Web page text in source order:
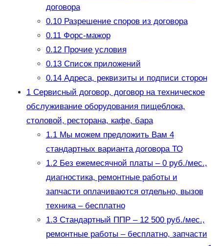
договора
0.10Разрешение споров из договора
0.11Форс-мажор
0.12Прочие условия
0.13Список приложений
0.14Адреса, реквизиты и подписи сторон
1Сервисный договор, договор на техническое
обслуживание оборудования пищеблока,
столовой, ресторана, кафе, бара
1.1Мы можем предложить Вам 4
стандартных варианта договора ТО
1.2Без ежемесячной платы – 0 руб./мес.,
диагностика, ремонтные работы и
запчасти оплачиваются отдельно, вызов
техника – бесплатно
1.3Стандартный ППР – 12 500 руб./мес.,
ремонтные работы – бесплатно, запчасти